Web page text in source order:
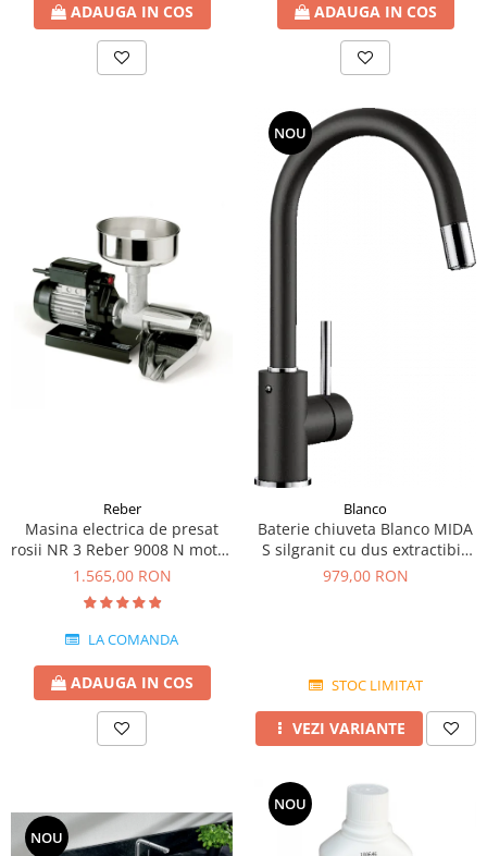
ADAUGA IN COS ADAUGA IN COS
Reber
Masina electrica de presat
rosii NR 3 Reber 9008 N motor
prin inductie de 400W
1.565,00 RON
LA COMANDA
ADAUGA IN COS
NOU
Blanco
Baterie chiuveta Blanco MIDA
S silgranit cu dus extractibil,
diferite culori
979,00 RON
STOC LIMITAT
VEZI VARIANTE
NOU
NOU